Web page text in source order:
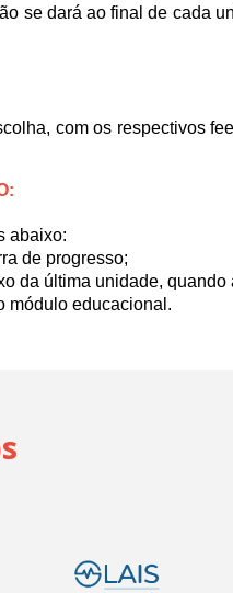
se dará ao final de cada
com os respectivos
abaixo:
de progresso;
da última unidade, quando
módulo educacional.